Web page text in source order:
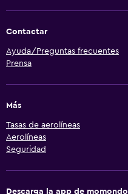
Contactar
Ayuda/Preguntas frecuentes
Prensa
Más
Tasas de aerolíneas
Aerolíneas
Seguridad
Descarga la app de momondo